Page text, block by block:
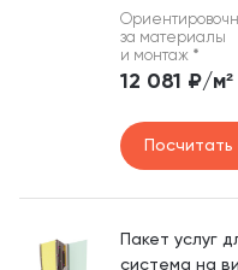
за материалы
и монтаж *
12 081 ₽/м²
Посчитать
Пакет услуг
система на